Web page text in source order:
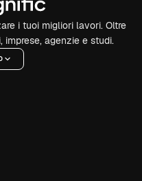
i tuoi migliori lavori. Oltre
imprese, agenzie e studi.